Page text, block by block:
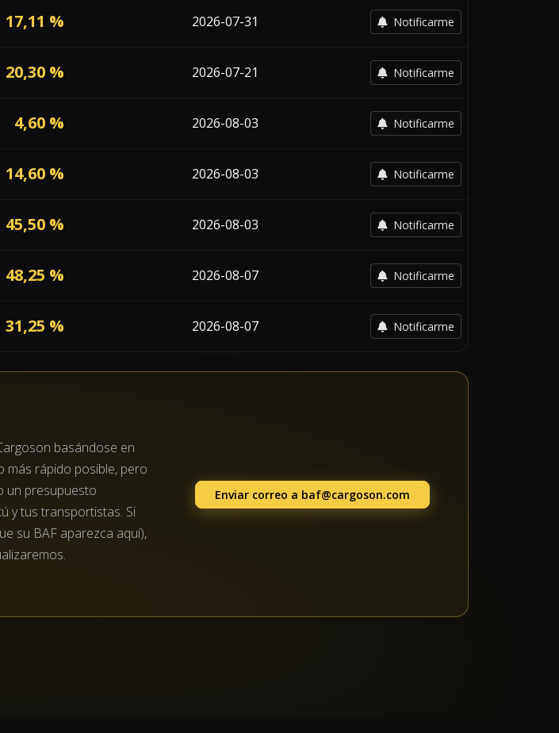
17,11 % 2026-07-31 Notificarme
20,30 % 2026-07-21 Notificarme
4,60 % 2026-08-03 Notificarme
14,60 % 2026-08-03 Notificarme
45,50 % 2026-08-03 Notificarme
48,25 % 2026-08-07 Notificarme
31,25 % 2026-08-07 Notificarme
basándose en
más rápido posible, pero
un presupuesto
y tus transportistas. Si
su BAF aparezca aquí),
Enviar correo a baf@cargoson.com